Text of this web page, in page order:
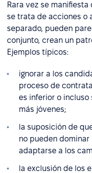
Rara vez se
se trata de acciones o
separado, pueden
conjunto, crean un
Ejemplos típicos:
ignorar a los
proceso de
es inferior o
más jóvenes;
la suposición de
no pueden
adaptarse a los
la exclusión de los